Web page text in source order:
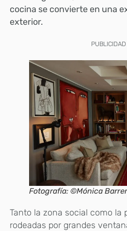
cocina se convierte en una
exterior.
PUBLICIDAD
Fotografía: ©Mónica
Tanto la zona social como la
rodeadas por grandes